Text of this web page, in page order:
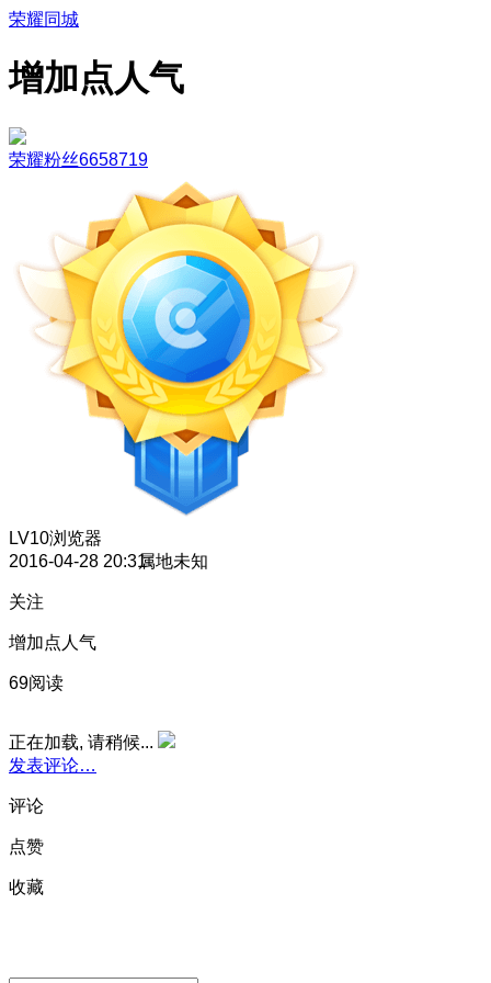
荣耀同城
增加点人气
荣耀粉丝6658719
LV10浏览器
2016-04-28 20:31属地未知
关注
增加点人气
69阅读
正在加载, 请稍候...
发表评论…
评论
点赞
收藏